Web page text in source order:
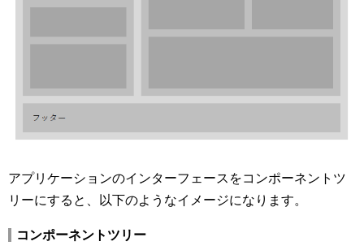
アプリケーションのインターフェースをコンポーネントツ
リーにすると、以下のようなイメージになります。
コンポーネントツリー